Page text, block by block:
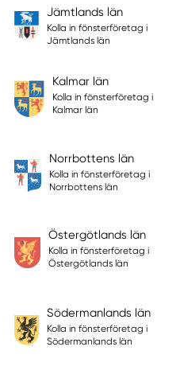
Jämtlands län
Kolla in fönsterföretag i
Jämtlands län
Kalmar län
Kolla in fönsterföretag i
Kalmar län
Norrbottens län
Kolla in fönsterföretag i
Norrbottens län
Östergötlands län
Kolla in fönsterföretag i
Östergötlands län
Södermanlands län
Kolla in fönsterföretag i
Södermanlands län